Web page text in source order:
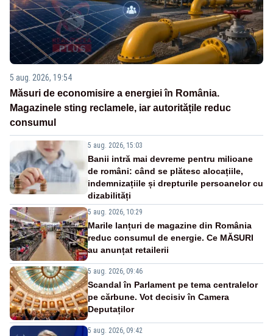
5 aug. 2026, 19:54
Măsuri de economisire a energiei în România.
Magazinele sting reclamele, iar autoritățile reduc
consumul
5 aug. 2026, 15:03
Banii intră mai devreme pentru milioane
de români: când se plătesc alocațiile,
indemnizațiile și drepturile persoanelor cu
dizabilități
5 aug. 2026, 10:29
Marile lanțuri de magazine din România
reduc consumul de energie. Ce MĂSURI
au anunțat retailerii
5 aug. 2026, 09:46
Scandal în Parlament pe tema centralelor
pe cărbune. Vot decisiv în Camera
Deputaților
5 aug. 2026, 09:42